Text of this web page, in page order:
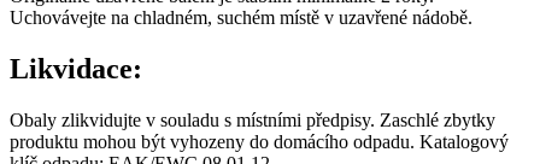
Uchovávejte na chladném, suchém místě v uzavřené nádobě.
Likvidace:
Obaly zlikvidujte v souladu s místními předpisy. Zaschlé zbytky
produktu mohou být vyhozeny do domácího odpadu. Katalogový